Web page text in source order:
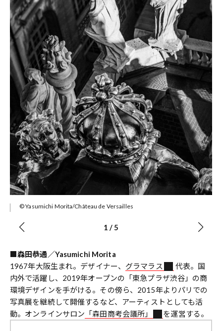
© Yasumichi Morita/Château de Versailles
1 /5
■森田恭通／Yasumichi Morita
1967年大阪生まれ。デザイナー、 グラマラス
代表。国
内外で活躍し、2019年オープンの「東急プラザ渋谷」の商
環境デザインを手がける。その傍ら、2015年よりパリでの
写真展を継続して開催するなど、アーティストとしても活
動。オンラインサロン 「森田商考会議所」 を運営する。